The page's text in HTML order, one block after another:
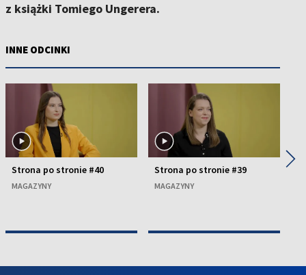
z książki Tomiego Ungerera.
INNE ODCINKI
Strona po stronie #40
MAGAZYNY
Strona po stronie #39
MAGAZYNY
▶